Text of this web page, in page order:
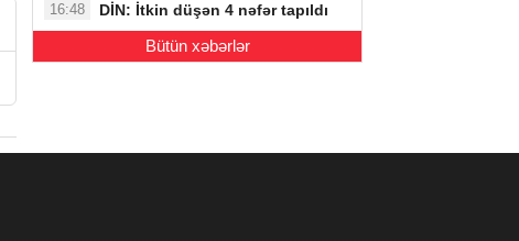
16:48 DİN: İtkin düşən 4 nəfər tapıldı
Bütün xəbərlər